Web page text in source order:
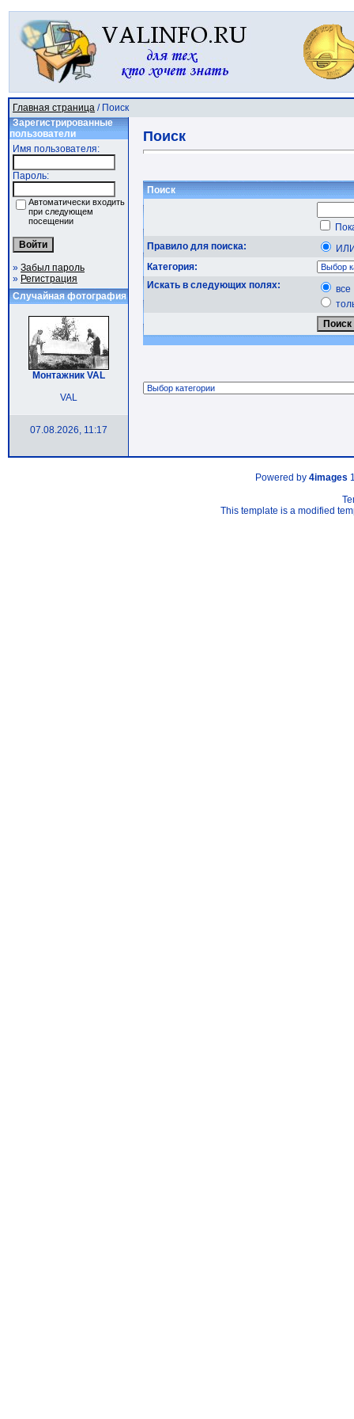
Главная страница / Поиск
Зарегистрированные
пользователи
Имя пользователя:
Пароль:
Автоматически входить
при следующем
посещении
» Забыл пароль
» Регистрация
Случайная фотография
Монтажник VAL
VAL
07.08.2026, 11:17
Поиск
Поиск
Правило для поиска:
Категория:
Искать в следующих полях:
все
Powered by 4images
This template is a modified